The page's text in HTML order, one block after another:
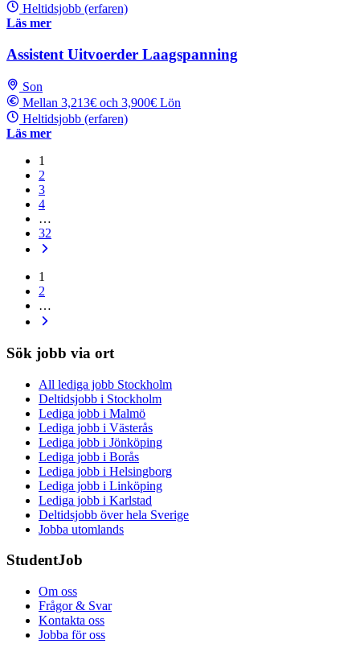
Heltidsjobb (erfaren)
Läs mer
Assistent Uitvoerder Laagspanning
Son
Mellan 3,213€ och 3,900€ Lön
Heltidsjobb (erfaren)
Läs mer
1
2
3
4
…
32
1
2
…
Sök jobb via ort
All lediga jobb Stockholm
Deltidsjobb i Stockholm
Lediga jobb i Malmö
Lediga jobb i Västerås
Lediga jobb i Jönköping
Lediga jobb i Borås
Lediga jobb i Helsingborg
Lediga jobb i Linköping
Lediga jobb i Karlstad
Deltidsjobb över hela Sverige
Jobba utomlands
StudentJob
Om oss
Frågor & Svar
Kontakta oss
Jobba för oss